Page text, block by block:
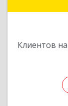
Клиентов